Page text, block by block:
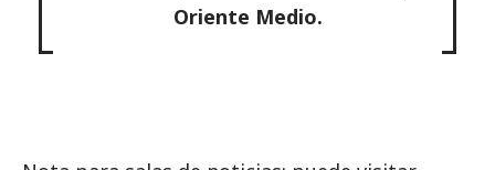
Oriente Medio.